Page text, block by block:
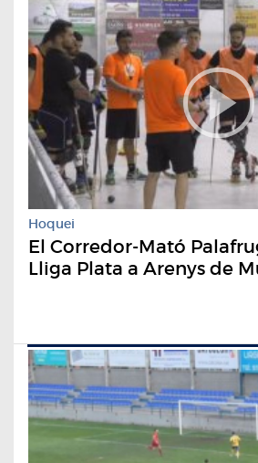
Hoquei
El Corredor-Mató
Lliga Plata a Arenys de